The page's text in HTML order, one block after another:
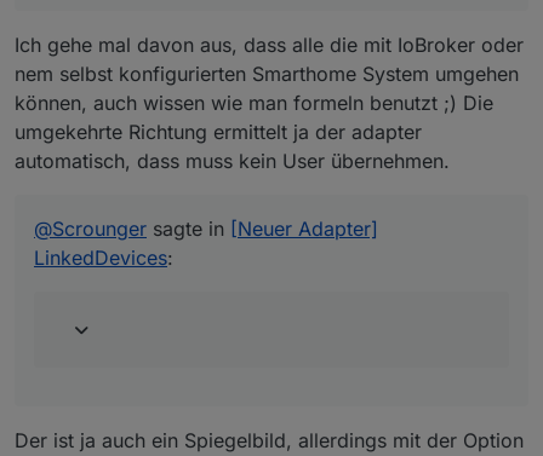
Ich gehe mal davon aus, dass alle die mit IoBroker oder
nem selbst konfigurierten Smarthome System umgehen
können, auch wissen wie man formeln benutzt ;) Die
umgekehrte Richtung ermittelt ja der adapter
automatisch, dass muss kein User übernehmen.
@Scrounger sagte in [Neuer Adapter]
LinkedDevices:
Der ist ja auch ein Spiegelbild, allerdings mit der Option